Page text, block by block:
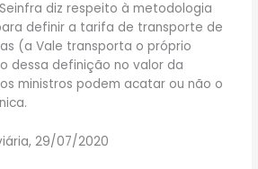
diz respeito à metodologia
definir a tarifa de transporte de
(a Vale transporta o próprio
dessa definição no valor da
ministros podem acatar ou não o
29/07/2020